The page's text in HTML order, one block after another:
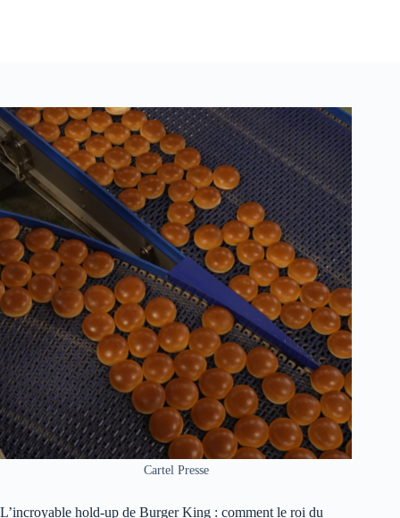
Cartel Presse
L’incroyable hold-up de Burger King : comment le roi du